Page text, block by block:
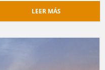
LEER MÁS